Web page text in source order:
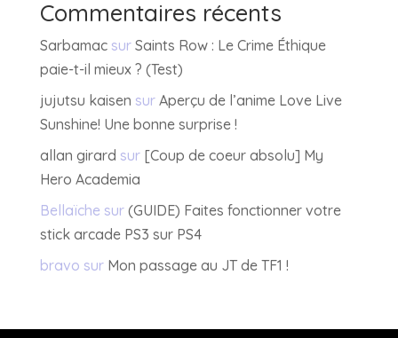
Commentaires récents
Sarbamacsur Saints Row : Le Crime Éthique
paie-t-il mieux ? (Test)
jujutsu kaisen sur Aperçu de l’anime Love Live
Sunshine! Une bonne surprise !
allan girard sur [Coup de coeur absolu] My
Hero Academia
Bellaïche sur (GUIDE) Faites fonctionner votre
stick arcade PS3 sur PS4
bravo sur Mon passage au JT de TF1 !